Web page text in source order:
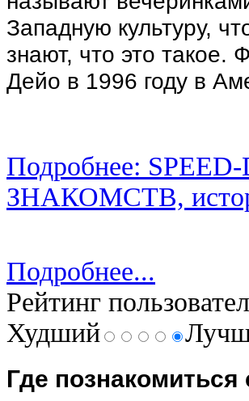
Западную культуру,
знают, что это такое.
Дейо в 1996 году в
Подробнее:
ЗНАКОМСТВ,
Подробнее...
Рейтинг
Худший
Где